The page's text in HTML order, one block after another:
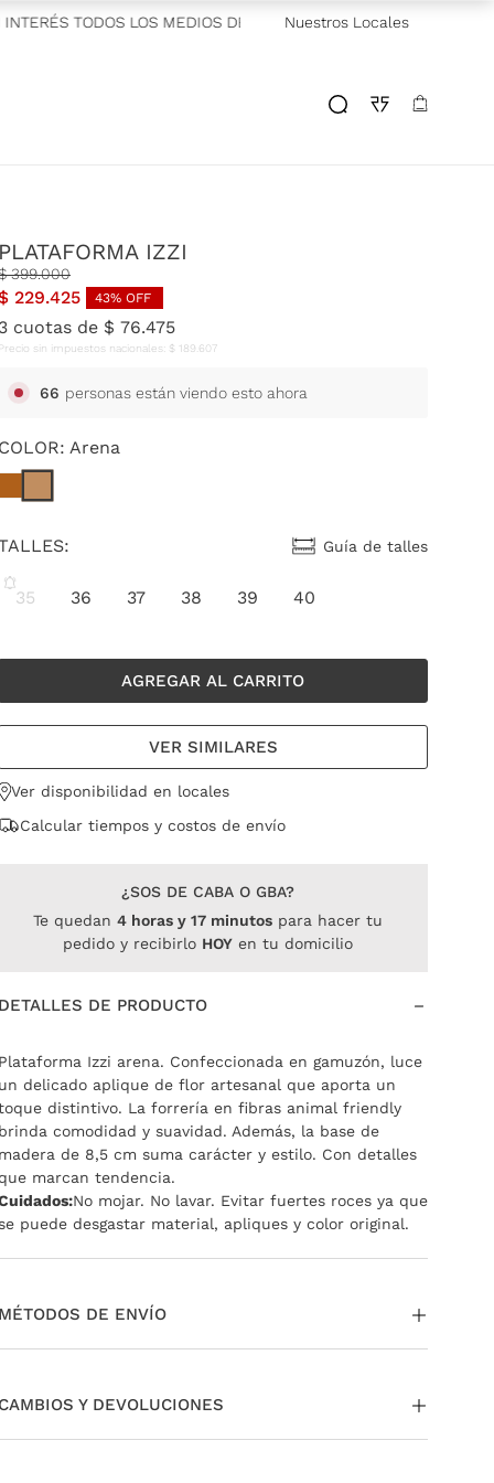
TODOS LOS MEDIOS DE PAGO — ENVÍOS SAME Y NEXT
Nuestros Locales
PLATAFORMA IZZI
399.000
229.425 43% OFF
3 cuotas de $ 76.475
Precio sin impuestos nacionales: $ 189 607
66 personas están viendo esto ahora
COLOR: Arena
Guía de talles
35 36 37 38 39 40
AGREGAR AL CARRITO
VER SIMILARES
Ver disponibilidad en locales
Calcular tiempos y costos de envío
¿SOS DE CABA O GBA?
Te quedan 4 horasy 17 minutos para hacer tu
pedido y recibirlo HOYen tu domicilio
DETALLES DE PRODUCTO
Plataforma Izzi arena. Confeccionada en gamuzón, luce
un delicado aplique de flor artesanal que aporta un
distintivo. La forrería en fibras animal friendly
brinda comodidad y suavidad. Además, la base de
madera de 8,5 cm suma carácter y estilo. Con detalles
marcan tendencia.
No mojar. No lavar. Evitar fuertes roces ya que
puede desgastar material, apliques y color original.
MÉTODOS DE ENVÍO
de pedir tu envío Same day o Next Day.
podésretirar en nuestras tiendas sin cargo.
CAMBIOS Y DEVOLUCIONES